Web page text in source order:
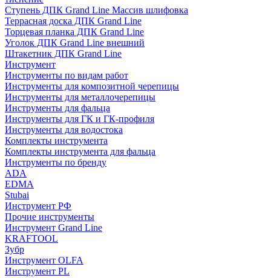
Ступень ДПК Grand Line Массив шлифовка
Террасная доска ДПК Grand Line
Торцевая планка ДПК Grand Line
Уголок ДПК Grand Line внешний
Штакетник ДПК Grand Line
Инструмент
Инструменты по видам работ
Инструменты для композитной черепицы
Инструменты для металлочерепицы
Инструменты для фальца
Инструменты для ГК и ГК-профиля
Инструменты для водостока
Комплекты инструмента
Комплекты инструмента для фальца
Инструменты по бренду
ADA
EDMA
Stubai
Инструмент РФ
Прочие инструменты
Инструмент Grand Line
KRAFTOOL
Зубр
Инструмент OLFA
Инструмент PL